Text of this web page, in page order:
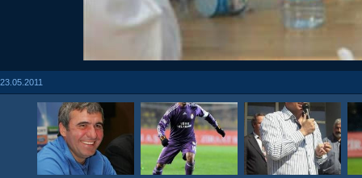
23.05.2011